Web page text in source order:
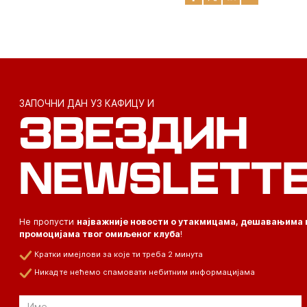
ЗАПОЧНИ ДАН УЗ КАФИЦУ И
ЗВЕЗДИН
Не пропусти најважније новости о утакмицама, дешавањима
промоцијама твог омиљеног клуба!
Кратки имејлови за које ти треба 2 минута
Никад те нећемо спамовати небитним информацијама
Email